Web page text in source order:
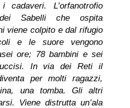
L’orfanotrofio
Sabelli che ospita
viene colpito e dal rifugio
e le suore vengono
ore; 78 bambini e sei
uccisi. In via dei Reti il
per molti ragazzi,
una tomba. Gli altri
Viene distrutta un’ala